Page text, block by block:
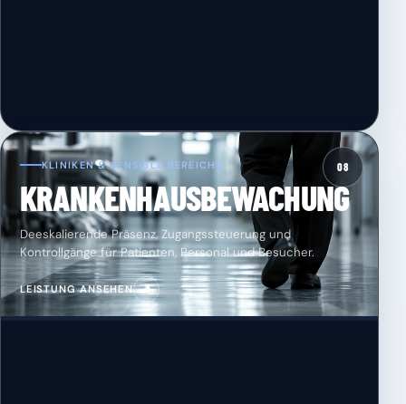
08
KLINIKEN & SENSIBLE BEREICHE
KRANKENHAUSBEWACHUNG
Deeskalierende Präsenz, Zugangssteuerung und
Kontrollgänge für Patienten, Personal und Besucher.
LEISTUNG ANSEHEN ↗